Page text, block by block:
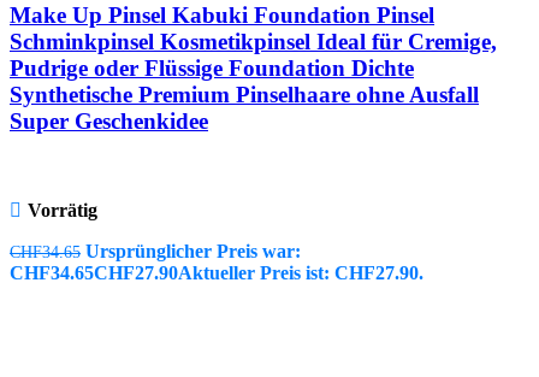
Make Up Pinsel Kabuki Foundation Pinsel
Schminkpinsel Kosmetikpinsel Ideal für Cremige,
Pudrige oder Flüssige Foundation Dichte
Synthetische Premium Pinselhaare ohne Ausfall
Super Geschenkidee
Vorrätig
CHF34.65 Ursprünglicher Preis war:
CHF34.65CHF27.90Aktueller Preis ist: CHF27.90.